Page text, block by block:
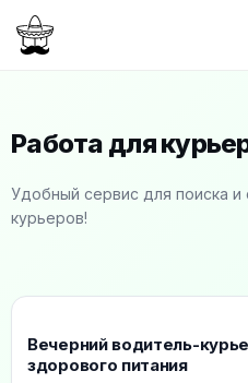
Работа для
Удобный сервис для поиска и
курьеров!
Рекомендуемые
Вечерний водитель-
здорового питания